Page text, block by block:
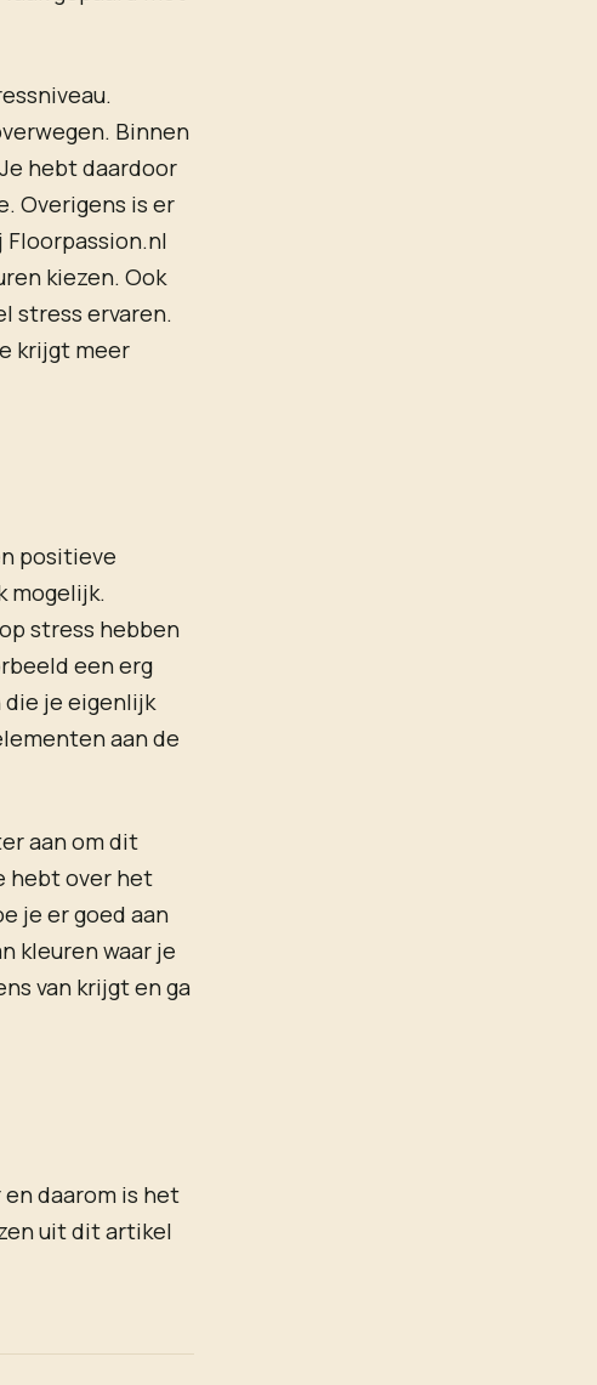
Binnen
hebt daardoor
Overigens is er
kiezen. Ook
stress ervaren.
krijgt meer
positieve
mogelijk.
stress hebben
een erg
je eigenlijk
aan de
aan om dit
hebt over het
je er goed aan
kleuren waar je
van krijgt en ga
daarom is het
uit dit artikel